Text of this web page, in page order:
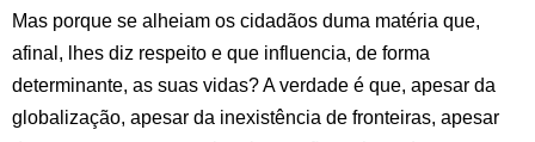
Mas porque se alheiam os cidadãos duma matéria que,
afinal, lhes diz respeito e que influencia, de forma
determinante, as suas vidas? A verdade é que, apesar da
globalização, apesar da inexistência de fronteiras, apesar